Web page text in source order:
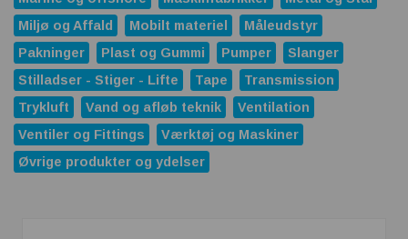
Miljø og Affald
Mobilt materiel
Måleudstyr
Pakninger
Plast og Gummi Pumper
Slanger
Stilladser - Stiger - Lifte
Tape
Transmission
Trykluft
Vand og afløb teknik
Ventilation
Ventiler og Fittings
Værktøj og Maskiner
Øvrige produkter og ydelser